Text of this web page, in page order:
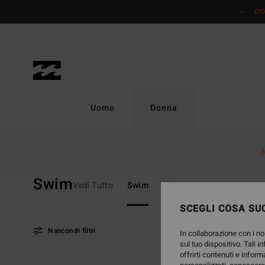
Uomo Donna
SwimVedi Tutto Swim Abbigliamento Surf
Nascondi filtri
Salta
Vai
SCEGLI COSA
In collaborazione con i
sul tuo dispositivo. Tali
offrirti contenuti e